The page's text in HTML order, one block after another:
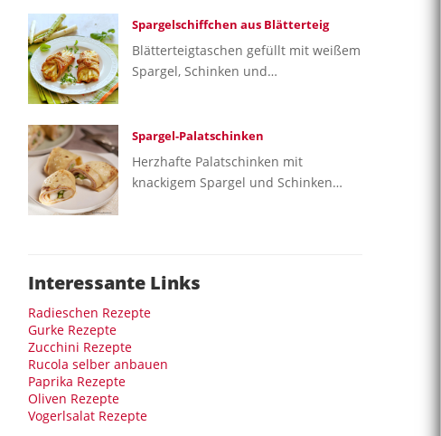
Spargelschiffchen aus Blätterteig
Blätterteigtaschen gefüllt mit weißem
Spargel, Schinken und…
Spargel-Palatschinken
Herzhafte Palatschinken mit
knackigem Spargel und Schinken…
Interessante Links
Radieschen Rezepte
Gurke Rezepte
Zucchini Rezepte
Rucola selber anbauen
Paprika Rezepte
Oliven Rezepte
Vogerlsalat Rezepte